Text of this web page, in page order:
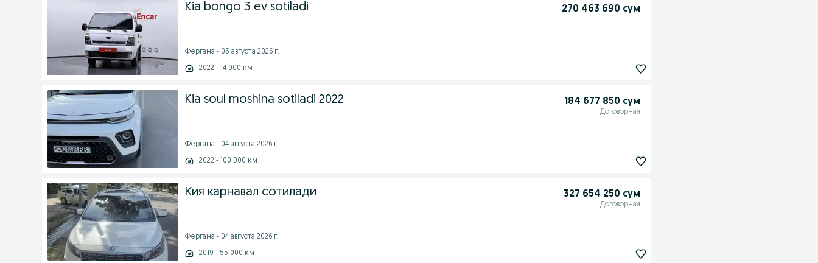
Kia bongo 3 ev sotiladi 270 463 690 сум
Фергана - 05 августа 2026 г.
2022 - 14 000 км
Kia soul moshina sotiladi 2022 184 677 850 сум
Договорная
Фергана - 04 августа 2026 г.
2022 - 100 000 км
Кия карнавал сотилади 327 654 250 сум
Договорная
Фергана - 04 августа 2026 г.
2019 - 55 000 км